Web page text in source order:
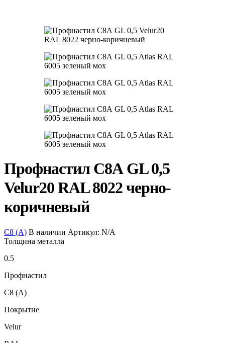
Профнастил С8А GL 0,5
Velur20 RAL 8022 черно-
коричневый
С8 (А) В наличии Артикул: N/A
Толщина металла
0.5
Профнастил
С8 (А)
Покрытие
Velur